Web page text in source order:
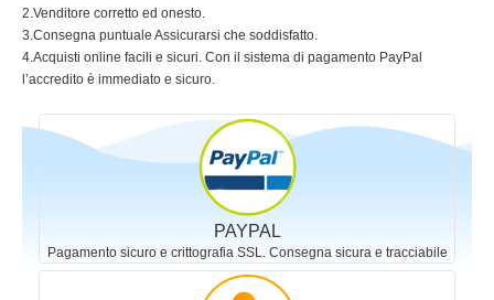
2.Venditore corretto ed onesto.
3.Consegna puntuale Assicurarsi che soddisfatto.
4.Acquisti online facili e sicuri. Con il sistema di pagamento PayPal
l’accredito è immediato e sicuro.
PAYPAL
Pagamento sicuro e crittografia SSL. Consegna sicura e tracciabile